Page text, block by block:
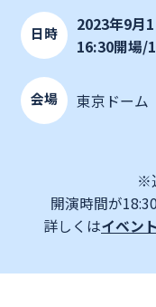
日時
2023年9月
16:30開場/
会場 東京ドーム
※
開演時間が
詳しくはイベン